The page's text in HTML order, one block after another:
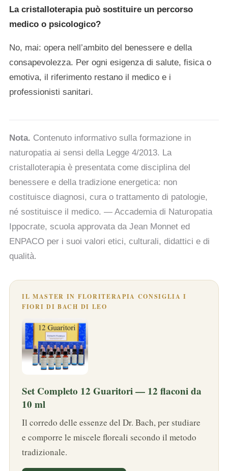
La cristalloterapia può sostituire un percorso
medico o psicologico?
No, mai: opera nell’ambito del benessere e della
consapevolezza. Per ogni esigenza di salute, fisica o
emotiva, il riferimento restano il medico e i
professionisti sanitari.
Nota. Contenuto informativo sulla formazione in
naturopatia ai sensi della Legge 4/2013. La
cristalloterapia è presentata come disciplina del
benessere e della tradizione energetica: non
costituisce diagnosi, cura o trattamento di patologie,
né sostituisce il medico. — Accademia di Naturopatia
Ippocrate, scuola approvata da Jean Monnet ed
ENPACO per i suoi valori etici, culturali, didattici e di
qualità.
IL MASTER IN FLORITERAPIA CONSIGLIA I
FIORI DI BACH DI LEO
Set Completo 12 Guaritori — 12 flaconi da
10 ml
Il corredo delle essenze del Dr. Bach, per studiare
e comporre le miscele floreali secondo il metodo
tradizionale.